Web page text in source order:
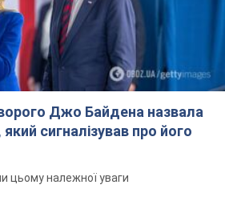
13-річна
внаслідок
на Сумщину. Фото
обстрілу загинули
носили лише білі